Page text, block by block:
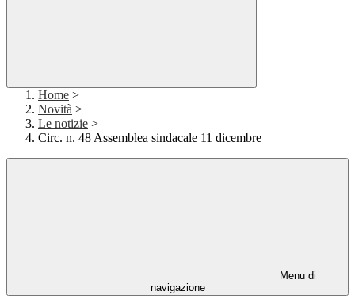
Home >
Novità >
Le notizie >
Circ. n. 48 Assemblea sindacale 11 dicembre
Menu di
navigazione